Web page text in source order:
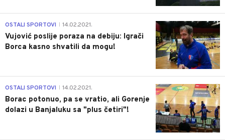
1
OSTALI SPORTOVI 14.02.2021.
Vujović poslije poraza na debiju: Igrači
Borca kasno shvatili da mogu!
3
OSTALI SPORTOVI 14.02.2021.
Borac potonuo, pa se vratio, ali Gorenje
dolazi u Banjaluku sa "plus četiri"!